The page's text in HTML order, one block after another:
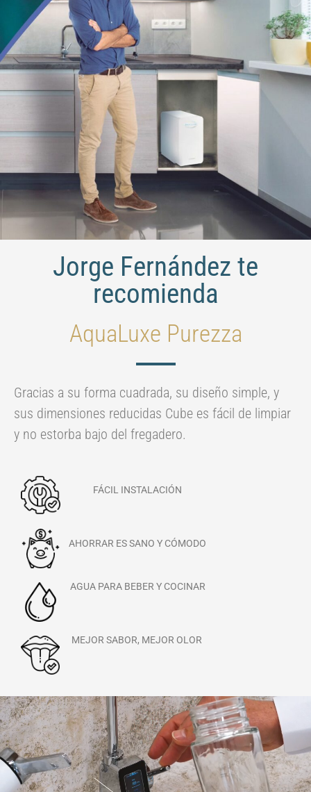
Jorge Fernández te
recomienda
AquaLuxe Purezza
Gracias a su forma cuadrada, su diseño simple, y
sus dimensiones reducidas Cube es fácil de limpiar
y no estorba bajo del fregadero.
FÁCIL INSTALACIÓN
AHORRAR ES SANO Y CÓMODO
AGUA PARA BEBER Y COCINAR
MEJOR SABOR, MEJOR OLOR